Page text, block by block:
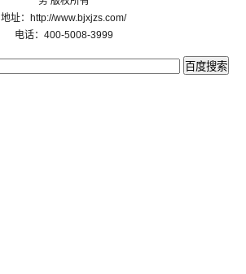
地址：http://www.bjxjzs.com/
电话：400-5008-3999